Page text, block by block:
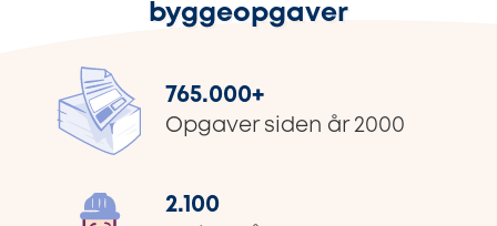
byggeopgaver
765.000+
Opgaver siden år 2000
2.100